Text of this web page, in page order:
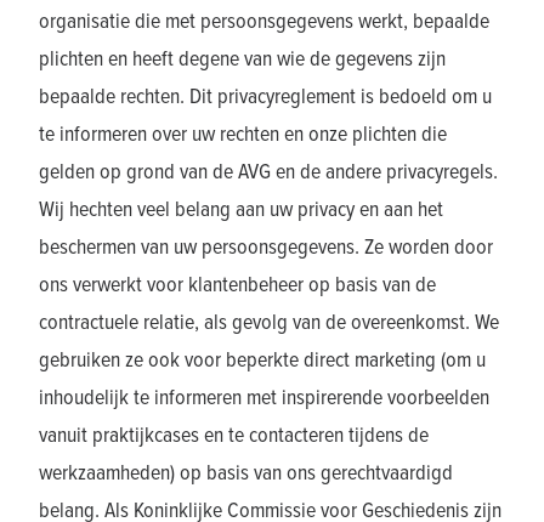
organisatie die met persoonsgegevens werkt, bepaalde
plichten en heeft degene van wie de gegevens zijn
bepaalde rechten. Dit privacyreglement is bedoeld om u
te informeren over uw rechten en onze plichten die
gelden op grond van de AVG en de andere privacyregels.
Wij hechten veel belang aan uw privacy en aan het
beschermen van uw persoonsgegevens. Ze worden door
ons verwerkt voor klantenbeheer op basis van de
contractuele relatie, als gevolg van de overeenkomst. We
gebruiken ze ook voor beperkte direct marketing (om u
inhoudelijk te informeren met inspirerende voorbeelden
vanuit praktijkcases en te contacteren tijdens de
werkzaamheden) op basis van ons gerechtvaardigd
belang. Als Koninklijke Commissie voor Geschiedenis zijn